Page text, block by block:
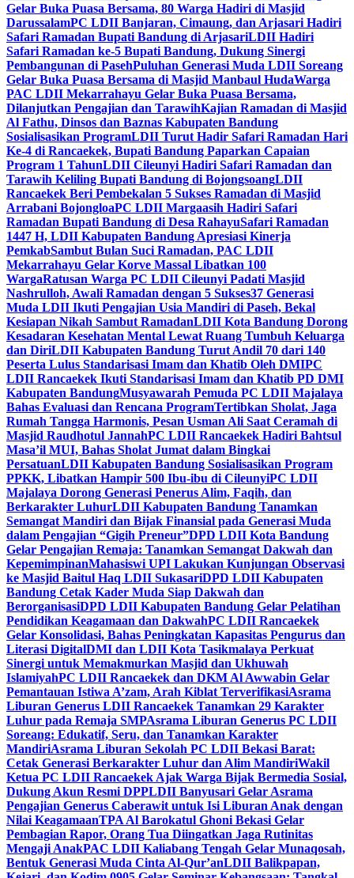
Gelar Buka Puasa Bersama, 80 Warga Hadiri di Masjid
DarussalamPC LDII Banjaran, Cimaung, dan Arjasari Hadiri
Safari Ramadan Bupati Bandung di ArjasariLDII Hadiri
Safari Ramadan ke-5 Bupati Bandung, Dukung Sinergi
Pembangunan di PasehPuluhan Generasi Muda LDII Soreang
Gelar Buka Puasa Bersama di Masjid Manbaul HudaWarga
PAC LDII Mekarrahayu Gelar Buka Puasa Bersama,
Dilanjutkan Pengajian dan TarawihKajian Ramadan di Masjid
Al Fathu, Dinsos dan Baznas Kabupaten Bandung
Sosialisasikan ProgramLDII Turut Hadir Safari Ramadan Hari
Ke-4 di Rancaekek, Bupati Bandung Paparkan Capaian
Program 1 TahunLDII Cileunyi Hadiri Safari Ramadan dan
Tarawih Keliling Bupati Bandung di BojongsoangLDII
Rancaekek Beri Pembekalan 5 Sukses Ramadan di Masjid
Arrabani BojongloaPC LDII Margaasih Hadiri Safari
Ramadan Bupati Bandung di Desa RahayuSafari Ramadan
1447 H, LDII Kabupaten Bandung Apresiasi Kinerja
PemkabSambut Bulan Suci Ramadan, PAC LDII
Mekarrahayu Gelar Korve Massal Libatkan 100
WargaRatusan Warga PC LDII Cileunyi Padati Masjid
Nashrulloh, Awali Ramadan dengan 5 Sukses37 Generasi
Muda LDII Ikuti Pengajian Usia Mandiri di Paseh, Bekal
Kesiapan Nikah Sambut RamadanLDII Kota Bandung Dorong
Kesadaran Kesehatan Mental Lewat Ruang Tumbuh Keluarga
dan DiriLDII Kabupaten Bandung Turut Andil 70 dari 140
Peserta Lulus Standarisasi Imam dan Khatib Oleh DMIPC
LDII Rancaekek Ikuti Standarisasi Imam dan Khatib PD DMI
Kabupaten BandungMusyawarah Pemuda PC LDII Majalaya
Bahas Evaluasi dan Rencana ProgramTertibkan Sholat, Jaga
Rumah Tangga Harmonis, Pesan Usman Ali Saat Ceramah di
Masjid Raudhotul JannahPC LDII Rancaekek Hadiri Bahtsul
Masa’il MUI, Bahas Sholat Jumat dalam Bingkai
PersatuanLDII Kabupaten Bandung Sosialisasikan Program
PPKK, Libatkan Hampir 500 Ibu-ibu di CileunyiPC LDII
Majalaya Dorong Generasi Penerus Alim, Faqih, dan
Berkarakter LuhurLDII Kabupaten Bandung Tanamkan
Semangat Mandiri dan Bijak Finansial pada Generasi Muda
dalam Pengajian “Gigih Preneur”DPD LDII Kota Bandung
Gelar Pengajian Remaja: Tanamkan Semangat Dakwah dan
KepemimpinanMahasiswi UPI Lakukan Kunjungan Observasi
ke Masjid Baitul Haq LDII SukasariDPD LDII Kabupaten
Bandung Cetak Kader Muda Siap Dakwah dan
BerorganisasiDPD LDII Kabupaten Bandung Gelar Pelatihan
Pendidikan Keagamaan dan DakwahPC LDII Rancaekek
Gelar Konsolidasi, Bahas Peningkatan Kapasitas Pengurus dan
Literasi DigitalDMI dan LDII Kota Tasikmalaya Perkuat
Sinergi untuk Memakmurkan Masjid dan Ukhuwah
IslamiyahPC LDII Rancaekek dan DKM Al Awwabin Gelar
Pemantauan Istiwa A’zam, Arah Kiblat TerverifikasiAsrama
Liburan Generus LDII Rancaekek Tanamkan 29 Karakter
Luhur pada Remaja SMPAsrama Liburan Generus PC LDII
Soreang: Edukatif, Seru, dan Tanamkan Karakter
MandiriAsrama Liburan Sekolah PC LDII Bekasi Barat:
Cetak Generasi Berkarakter Luhur dan Alim MandiriWakil
Ketua PC LDII Rancaekek Ajak Warga Bijak Bermedia Sosial,
Dukung Akun Resmi DPPLDII Banyusari Gelar Asrama
Pengajian Generus Caberawit untuk Isi Liburan Anak dengan
Nilai KeagamaanTPA Al Barokatul Ghoni Bekasi Gelar
Pembagian Rapor, Orang Tua Diingatkan Jaga Rutinitas
Mengaji AnakPAC LDII Kaliabang Tengah Gelar Munaqosah,
Bentuk Generasi Muda Cinta Al-Qur’anLDII Balikpapan,